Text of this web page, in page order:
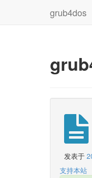
grub4dos
发表于
支持本站